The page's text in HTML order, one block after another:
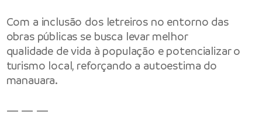
Com a inclusão dos letreiros no entorno das
obras públicas se busca levar melhor
qualidade de vida à população e potencializar o
turismo local, reforçando a autoestima do
manauara.
— — —